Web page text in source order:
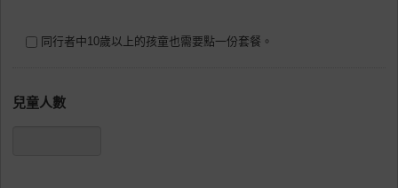
同行者中10歲以上的孩童也需要點一份套餐。
兒童人數